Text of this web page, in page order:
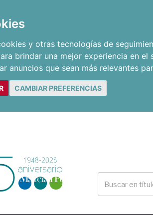
y otras tecnologías de
brindar una mejor experiencia en el
anuncios que sean más relevantes
CAMBIAR PREFERENCIAS